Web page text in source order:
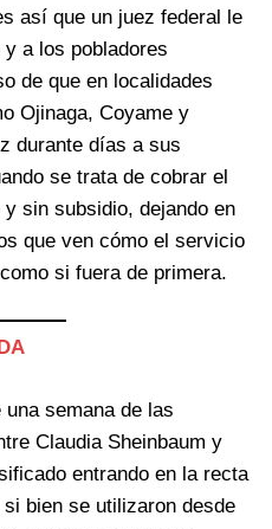
así que un juez federal le
a los pobladores
de que en localidades
Ojinaga, Coyame y
durante días a sus
se trata de cobrar el
sin subsidio, dejando en
que ven cómo el servicio
si fuera de primera.
semana de las
Claudia Sheinbaum y
entrando en la recta
bien se utilizaron desde